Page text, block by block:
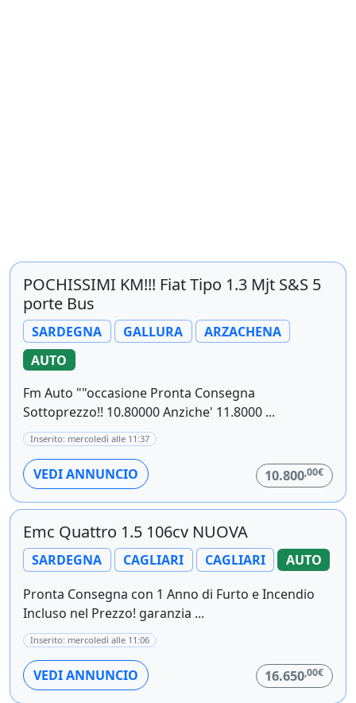
POCHISSIMI KM!!! Fiat Tipo 1.3 Mjt S&S 5
porte Bus
SARDEGNA GALLURA
ARZACHENA
AUTO
Fm Auto ""occasione Pronta Consegna
Sottoprezzo!! 10.80000 Anziche' 11.8000 ...
Inserito: mercoledì alle 11:37
VEDI ANNUNCIO 10.800,00€
Emc Quattro 1.5 106cv NUOVA
SARDEGNA CAGLIARI CAGLIARI
AUTO
Pronta Consegna con 1 Anno di Furto e Incendio
Incluso nel Prezzo! garanzia ...
Inserito: mercoledì alle 11:06
VEDI ANNUNCIO 16.650,00€